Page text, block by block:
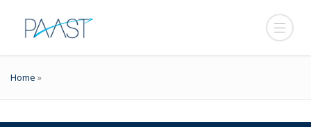
Home »